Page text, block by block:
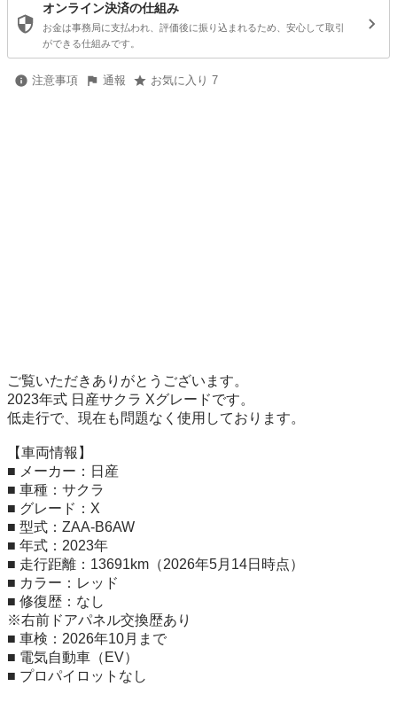
オンライン決済の仕組み
お金は事務局に支払われ、評価後に振り込まれるため、安心して取引
ができる仕組みです。
注意事項 通報 お気に入り 7
ご覧いただきありがとうございます。
2023年式 日産サクラ Xグレードです。
低走行で、現在も問題なく使用しております。
【車両情報】
■ メーカー：日産
■ 車種：サクラ
■ グレード：X
■ 型式：ZAA-B6AW
■ 年式：2023年
■ 走行距離：13691km（2026年5月14日時点）
■ カラー：レッド
■ 修復歴：なし
※右前ドアパネル交換歴あり
■ 車検：2026年10月まで
■ 電気自動車（EV）
■ プロパイロットなし